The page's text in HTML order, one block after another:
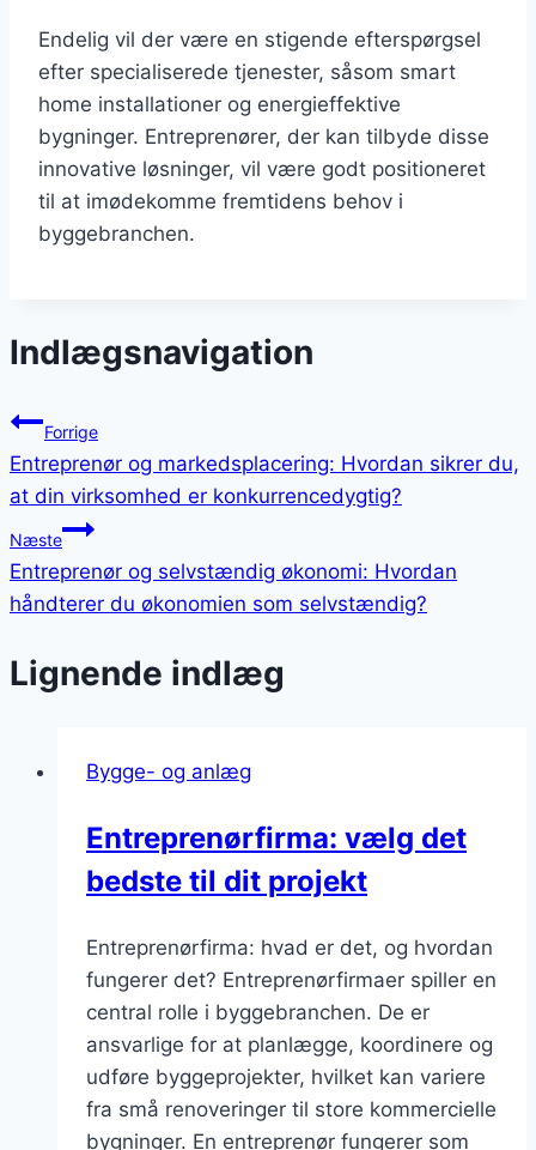
Endelig vil der være en stigende efterspørgsel
efter specialiserede tjenester, såsom smart
home installationer og energieffektive
bygninger. Entreprenører, der kan tilbyde disse
innovative løsninger, vil være godt positioneret
til at imødekomme fremtidens behov i
byggebranchen.
Indlægsnavigation
Forrige
Entreprenør og markedsplacering: Hvordan sikrer du,
at din virksomhed er konkurrencedygtig?
Næste
Entreprenør og selvstændig økonomi: Hvordan
håndterer du økonomien som selvstændig?
Lignende indlæg
Bygge- og anlæg
Entreprenørfirma: vælg det
bedste til dit projekt
Entreprenørfirma: hvad er det, og hvordan
fungerer det? Entreprenørfirmaer spiller en
central rolle i byggebranchen. De er
ansvarlige for at planlægge, koordinere og
udføre byggeprojekter, hvilket kan variere
fra små renoveringer til store kommercielle
bygninger. En entreprenør fungerer som